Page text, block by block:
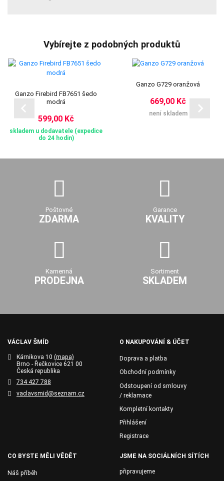
Vybírejte z podobných produktů
Ganzo Firebird FB7651 šedo
modrá
599,00 Kč
skladem u dodavatele (expedice
do 24 hodin)
Ganzo G729 oranžová
669,00 Kč
není skladem
Poštovné
ZDARMA
Garance
KVALITY
Kamenná
PRODEJNA
Sortiment
SKLADEM
VÁCLAV ŠMÍD
Kárnikova 10 (mapa)
Brno - Řečkovice 621 00
Česká republika
734 427 788
vaclavsmid@seznam.cz
O NAKUPOVÁNÍ & ÚČET
Doprava a platba
Obchodní podmínky
Odstoupení od smlouvy
/ reklamace
Kompletní kontakty
Přihlášení
Registrace
CO BYSTE MĚLI VĚDĚT
Náš příběh
JSME NA SOCIÁLNÍCH SÍTÍCH
připravujeme